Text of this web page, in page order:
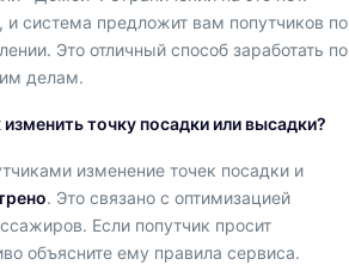
система предложит вам попутчиков по
Это отличный способ заработать по
делам.
точку посадки или высадки?
изменение точек посадки и
. Это связано с оптимизацией
Если попутчик просит
объясните ему правила сервиса.